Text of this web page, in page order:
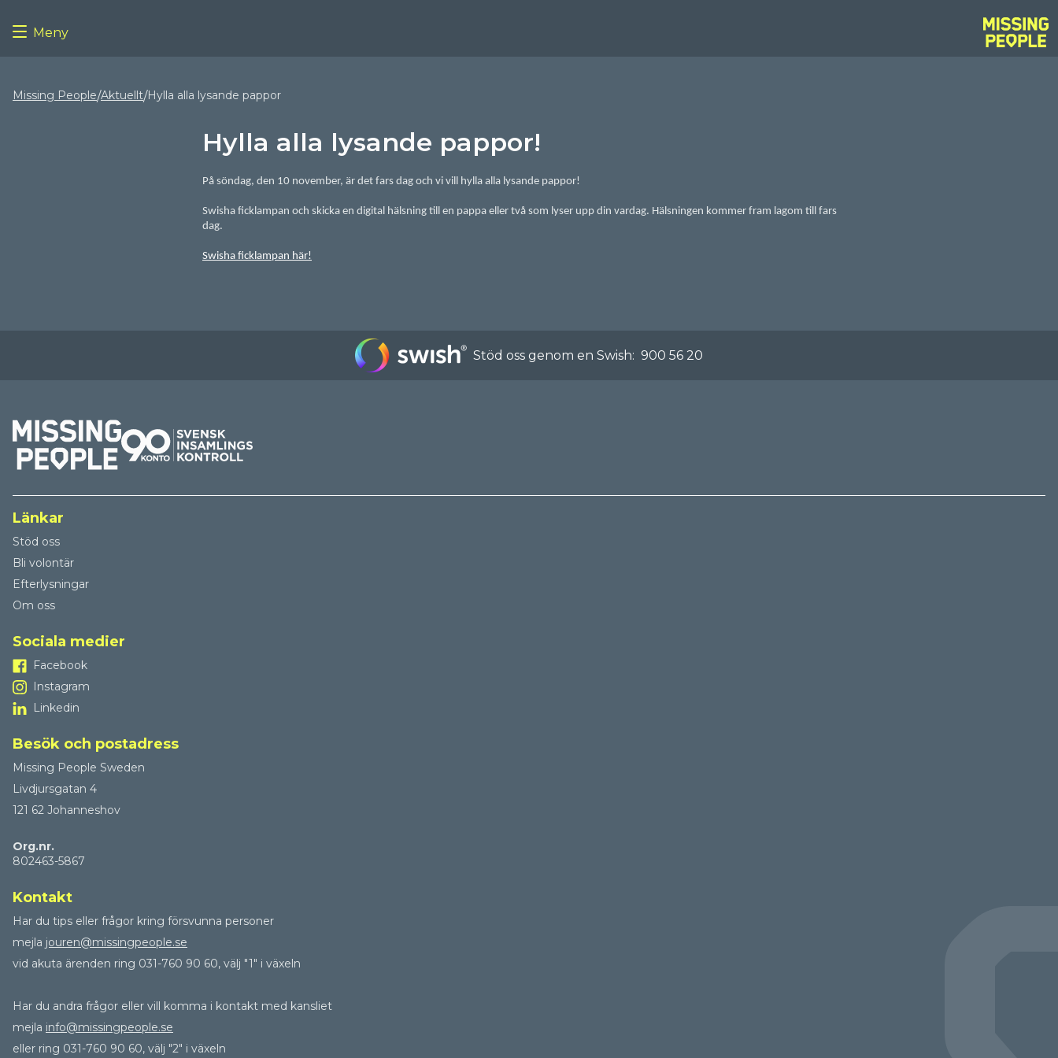
Meny
Missing People/Aktuellt/Hylla alla lysande pappor
05/11/2024
Hylla alla lysande pappor!
På söndag, den 10 november, är det fars dag och vi vill hylla alla lysande pappor!
Swisha ficklampan och skicka en digital hälsning till en pappa eller två som lyser upp din vardag. Hälsningen kommer fram lagom till fars
dag.
Swisha ficklampan här!
Stöd oss genom en Swish: 900 56 20
Länkar
Stöd oss
Bli volontär
Efterlysningar
Om oss
Sociala medier
Facebook
Instagram
Linkedin
Besök och postadress
Missing People Sweden
Livdjursgatan 4
121 62 Johanneshov
Org.nr.
802463-5867
Kontakt
Har du tips eller frågor kring försvunna personer
mejla jouren@missingpeople.se
vid akuta ärenden ring 031-760 90 60, välj "1" i växeln
Har du andra frågor eller vill komma i kontakt med kansliet
mejla info@missingpeople.se
eller ring 031-760 90 60, välj "2" i växeln